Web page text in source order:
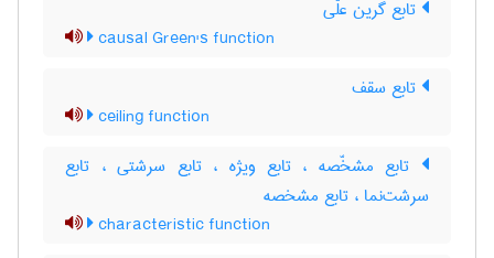
تابع گرین علّی
causal Green's function
تابع سقف
ceiling function
تابع مشخّصه ، تابع ویژه ، تابع سرشتی ، تابع
سرشت‌نما ، تابع مشخصه
characteristic function